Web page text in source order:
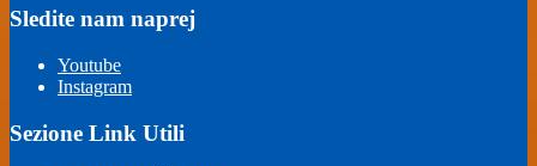
Sledite nam naprej
Youtube
Instagram
Sezione Link Utili